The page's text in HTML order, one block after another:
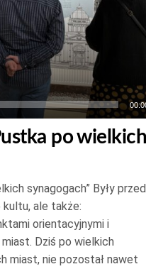
po wielkich
synagogach” Były
ale także:
orientacyjnymi i
Dziś po wielkich
miast, nie pozostał nawet